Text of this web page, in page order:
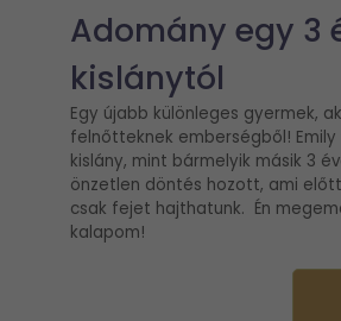
Adomány egy 3
kislánytól
Egy újabb különleges gyermek,
felnőtteknek emberségből! Emily
kislány, mint bármelyik másik 3
önzetlen döntés hozott, ami
csak fejet hajthatunk. Én
kalapom!